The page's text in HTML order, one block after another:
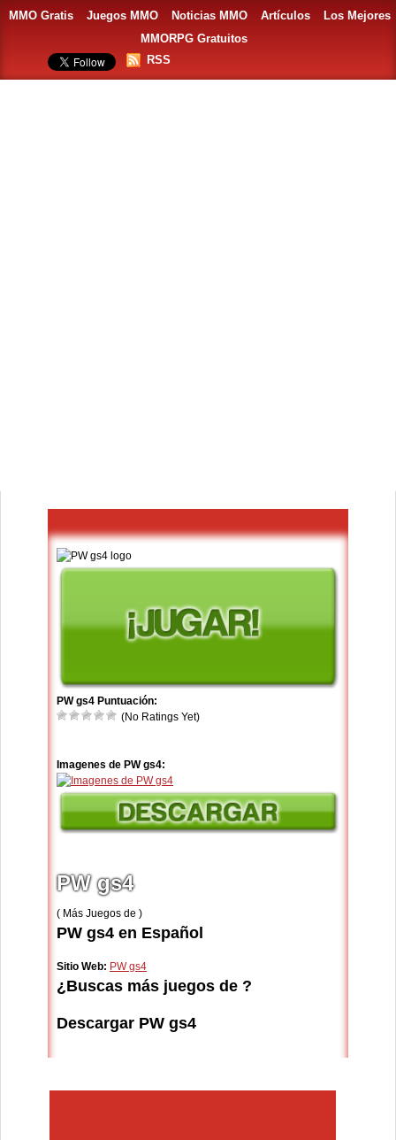
MMO Gratis Juegos MMO Noticias MMO Artículos
Los Mejores
MMORPG Gratuitos
RSS
PW gs4 Puntuación:
(No Ratings Yet)
Imagenes de PW gs4:
PW gs4
( Más Juegos de )
PW gs4 en Español
Sitio Web: PW gs4
¿Buscas más juegos de ?
Descargar PW gs4